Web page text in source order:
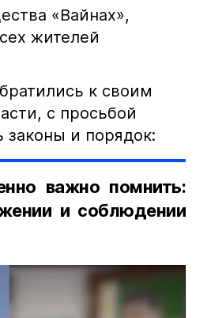
«Вайнах»,
жителей
к своим
с просьбой
законы и порядок:
важно помнить:
и соблюдении